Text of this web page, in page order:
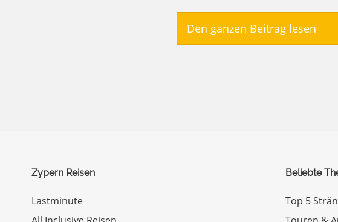
Den ganzen Beitrag lesen
Zypern Reisen
Lastminute
Beliebte
Top 5